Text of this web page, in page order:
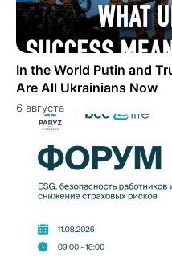
In the World Putin and
Are All Ukrainians Now
6 августа